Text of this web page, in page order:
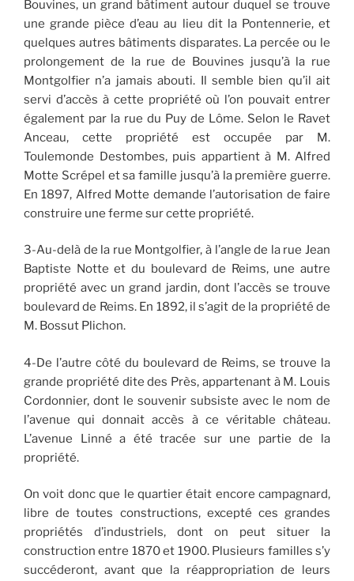
Bouvines, un grand bâtiment autour duquel se trouve
une grande pièce d’eau au lieu dit la Pontennerie, et
quelques autres bâtiments disparates. La percée ou le
prolongement de la rue de Bouvines jusqu’à la rue
Montgolfier n’a jamais abouti. Il semble bien qu’il ait
servi d’accès à cette propriété où l’on pouvait entrer
également par la rue du Puy de Lôme. Selon le Ravet
Anceau, cette propriété est occupée par M.
Toulemonde Destombes, puis appartient à M. Alfred
Motte Scrépel et sa famille jusqu’à la première guerre.
En 1897, Alfred Motte demande l’autorisation de faire
construire une ferme sur cette propriété.
3-Au-delà de la rue Montgolfier, à l’angle de la rue Jean
Baptiste Notte et du boulevard de Reims, une autre
propriété avec un grand jardin, dont l’accès se trouve
boulevard de Reims. En 1892, il s’agit de la propriété de
M. Bossut Plichon.
4-De l’autre côté du boulevard de Reims, se trouve la
grande propriété dite des Près, appartenant à M. Louis
Cordonnier, dont le souvenir subsiste avec le nom de
l’avenue qui donnait accès à ce véritable château.
L’avenue Linné a été tracée sur une partie de la
propriété.
On voit donc que le quartier était encore campagnard,
libre de toutes constructions, excepté ces grandes
propriétés d’industriels, dont on peut situer la
construction entre 1870 et 1900. Plusieurs familles s’y
succéderont, avant que la réappropriation de leurs